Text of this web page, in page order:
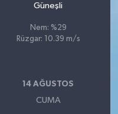
Güneşli
Nem: %29
Rüzgar: 10.39 m/s
14 AĞUSTOS
CUMA